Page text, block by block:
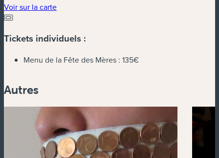
Voir sur la carte(nouvelle fenêtre)
Tickets individuels :
Menu de la Fête des Mères : 135€
Autres